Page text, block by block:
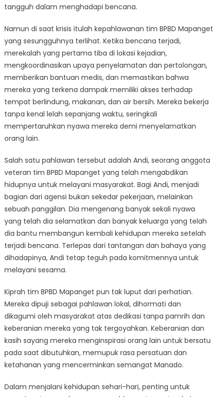
tangguh dalam menghadapi bencana.
Namun di saat krisis itulah kepahlawanan tim BPBD Mapanget
yang sesungguhnya terlihat. Ketika bencana terjadi,
merekalah yang pertama tiba di lokasi kejadian,
mengkoordinasikan upaya penyelamatan dan pertolongan,
memberikan bantuan medis, dan memastikan bahwa
mereka yang terkena dampak memiliki akses terhadap
tempat berlindung, makanan, dan air bersih. Mereka bekerja
tanpa kenal lelah sepanjang waktu, seringkali
mempertaruhkan nyawa mereka demi menyelamatkan
orang lain.
Salah satu pahlawan tersebut adalah Andi, seorang anggota
veteran tim BPBD Mapanget yang telah mengabdikan
hidupnya untuk melayani masyarakat. Bagi Andi, menjadi
bagian dari agensi bukan sekedar pekerjaan, melainkan
sebuah panggilan. Dia mengenang banyak sekali nyawa
yang telah dia selamatkan dan banyak keluarga yang telah
dia bantu membangun kembali kehidupan mereka setelah
terjadi bencana. Terlepas dari tantangan dan bahaya yang
dihadapinya, Andi tetap teguh pada komitmennya untuk
melayani sesama.
Kiprah tim BPBD Mapanget pun tak luput dari perhatian.
Mereka dipuji sebagai pahlawan lokal, dihormati dan
dikagumi oleh masyarakat atas dedikasi tanpa pamrih dan
keberanian mereka yang tak tergoyahkan. Keberanian dan
kasih sayang mereka menginspirasi orang lain untuk bersatu
pada saat dibutuhkan, memupuk rasa persatuan dan
ketahanan yang mencerminkan semangat Manado.
Dalam menjalani kehidupan sehari-hari, penting untuk